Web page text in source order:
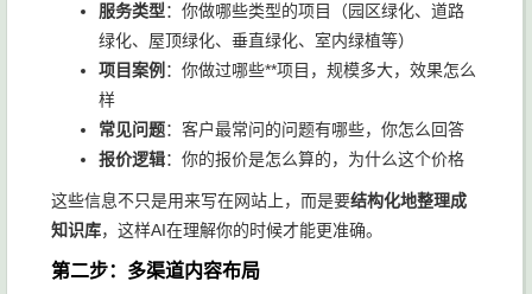
服务类型：你做哪些类型的项目（园区绿化、道路
绿化、屋顶绿化、垂直绿化、室内绿植等）
项目案例 ：你做过哪些**项目，规模多大，效果怎么
样
常见问题：客户最常问的问题有哪些，你怎么回答
报价逻辑：你的报价是怎么算的，为什么这个价格
这些信息不只是用来写在网站上，而是要结构化地整理成
知识库，这样AI在理解你的时候才能更准确。
第二步：多渠道内容布局